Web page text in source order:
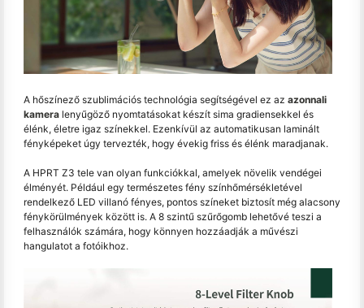
A hőszínező szublimációs technológia segítségével ez az azonnali
kamera lenyűgöző nyomtatásokat készít sima gradiensekkel és
élénk, életre igaz színekkel. Ezenkívül az automatikusan laminált
fényképeket úgy tervezték, hogy évekig friss és élénk maradjanak.
A HPRT Z3 tele van olyan funkciókkal, amelyek növelik vendégei
élményét. Például egy természetes fény színhőmérsékletével
rendelkező LED villanó fényes, pontos színeket biztosít még alacsony
fénykörülmények között is. A 8 szintű szűrőgomb lehetővé teszi a
felhasználók számára, hogy könnyen hozzáadják a művészi
hangulatot a fotóikhoz.